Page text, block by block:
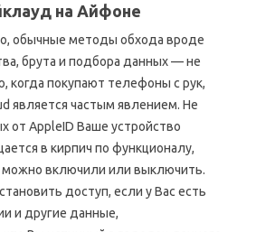
на Айфоне
обычные методы обхода вроде
брута и подбора данных — не
когда покупают телефоны с рук,
является частым явлением. Не
от AppleID Ваше устройство
в кирпич по функционалу,
включили или выключить.
доступ, если у Вас есть
и другие данные,